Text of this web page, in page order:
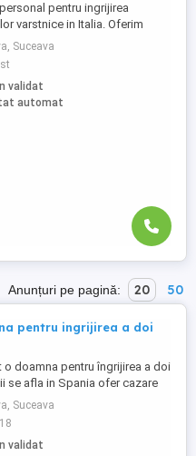
pentru ingrijirea
varstnice in Italia. Oferim
sprijin pe toata perioada
Nu percepem nicio taxa in
Italia! Cunostinte medii de
Experienta si recomandarile
avantaj!
Suceava
validat
automat
Anunțuri pe pagină: 20 50
pentru ingrijirea a doi
o doamna pentru îngrijirea a doi
se afla in Spania ofer cazare
mese pe zi gratis pentru mai
sunați la numărul
Suceava
validat